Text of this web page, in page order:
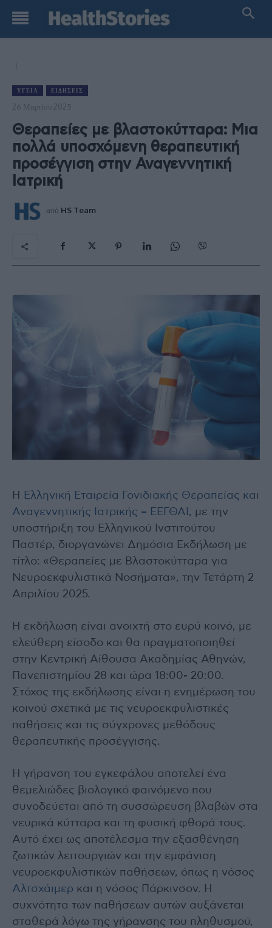
ΥΓΕΊΑ ΕΙΔΉΣΕΙΣ
26 Μαρτίου 2025
Θεραπείες με βλαστοκύτταρα: Μια
πολλά υποσχόμενη θεραπευτική
προσέγγιση στην Αναγεννητική
Ιατρική
από HS Team
Η
Ελληνική Εταιρεία Γονιδιακής Θεραπείας και
Αναγεννητικής Ιατρικής – ΕΕΓΘΑΙ , με την
υποστήριξη του Ελληνικού Ινστιτούτου
Παστέρ, διοργανώνει Δημόσια Εκδήλωση με
τίτλο: «Θεραπείες με Βλαστοκύτταρα για
Νευροεκφυλιστικά Νοσήματα», την Τετάρτη 2
Απριλίου 2025.
Η εκδήλωση είναι ανοιχτή στο ευρύ κοινό, με
ελεύθερη είσοδο και θα πραγματοποιηθεί
στην Κεντρική Αίθουσα Ακαδημίας Αθηνών,
Πανεπιστημίου 28 και ώρα 18:00- 20:00.
Στόχος της εκδήλωσης είναι η ενημέρωση του
κοινού σχετικά με τις νευροεκφυλιστικές
παθήσεις και τις σύγχρονες μεθόδους
θεραπευτικής προσέγγισης.
Η γήρανση του εγκεφάλου αποτελεί ένα
θεμελιώδες βιολογικό φαινόμενο που
συνοδεύεται από τη συσσώρευση βλαβών στα
νευρικά κύτταρα και τη φυσική φθορά τους.
Αυτό έχει ως αποτέλεσμα την εξασθένηση
ζωτικών λειτουργιών και την εμφάνιση
νευροεκφυλιστικών παθήσεων, όπως η νόσος
Αλτσχάιμερ και η νόσος Πάρκινσον. Η
συχνότητα των παθήσεων αυτών αυξάνεται
σταθερά λόγω της γήρανσης του πληθυσμού,